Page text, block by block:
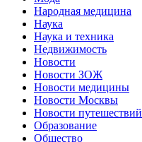
Народная медицина
Наука
Наука и техника
Недвижимость
Новости
Новости ЗОЖ
Новости медицины
Новости Москвы
Новости путешествий
Образование
Общество